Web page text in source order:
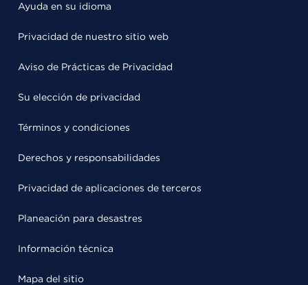
Ayuda en su idioma
Privacidad de nuestro sitio web
Aviso de Prácticas de Privacidad
Su elección de privacidad
Términos y condiciones
Derechos y responsabilidades
Privacidad de aplicaciones de terceros
Planeación para desastres
Información técnica
Mapa del sitio